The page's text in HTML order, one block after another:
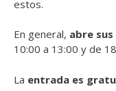
estos.
En general, abre
10:00 a 13:00 y de
La entrada es